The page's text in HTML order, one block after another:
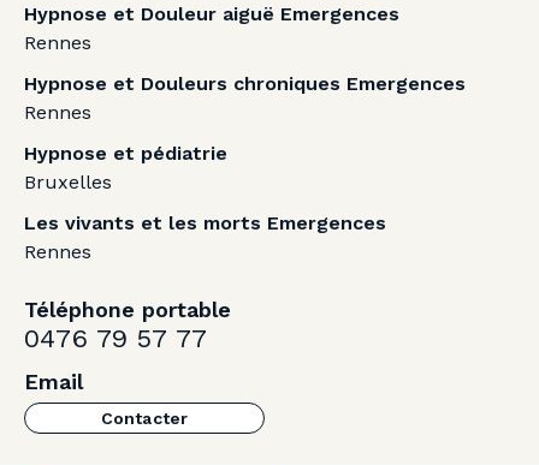
Hypnose et Douleur aiguë Emergences
Rennes
Hypnose et Douleurs chroniques Emergences
Rennes
Hypnose et pédiatrie
Bruxelles
Les vivants et les morts Emergences
Rennes
Téléphone portable
0476 79 57 77
Email
Contacter